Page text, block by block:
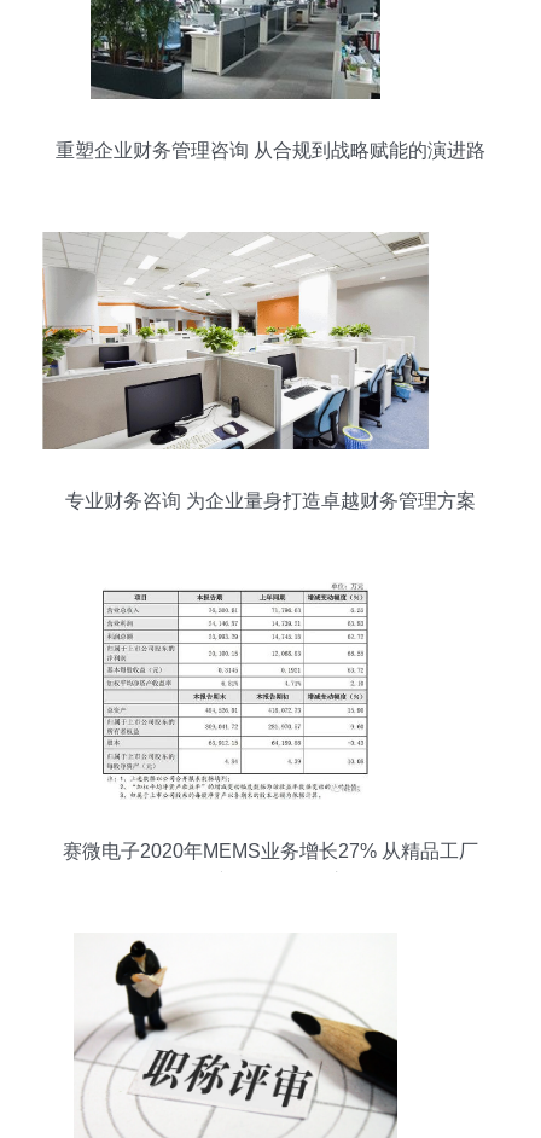
重塑企业财务管理咨询 从合规到战略赋能的演进路
专业财务咨询 为企业量身打造卓越财务管理方案
赛微电子2020年MEMS业务增长27% 从精品工厂